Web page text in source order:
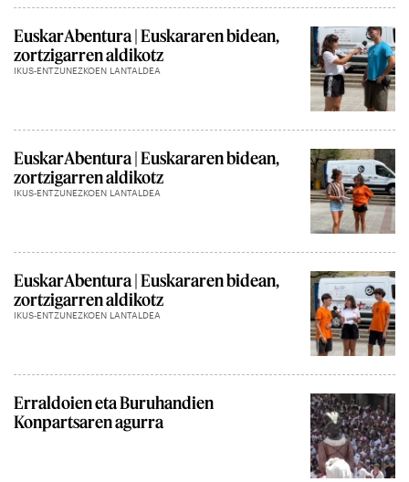
EuskarAbentura | Euskararen bidean,
zortzigarren aldikotz
IKUS-ENTZUNEZKOEN LANTALDEA
EuskarAbentura | Euskararen bidean,
zortzigarren aldikotz
IKUS-ENTZUNEZKOEN LANTALDEA
EuskarAbentura | Euskararen bidean,
zortzigarren aldikotz
IKUS-ENTZUNEZKOEN LANTALDEA
Erraldoien eta Buruhandien
Konpartsaren agurra